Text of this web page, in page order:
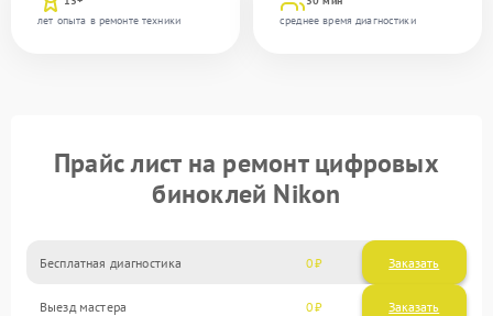
лет опыта в ремонте техники
среднее время диагностики
Прайс лист на ремонт цифровых
биноклей Nikon
Бесплатная диагностика 0 Заказать
Выезд мастера 0 Заказать